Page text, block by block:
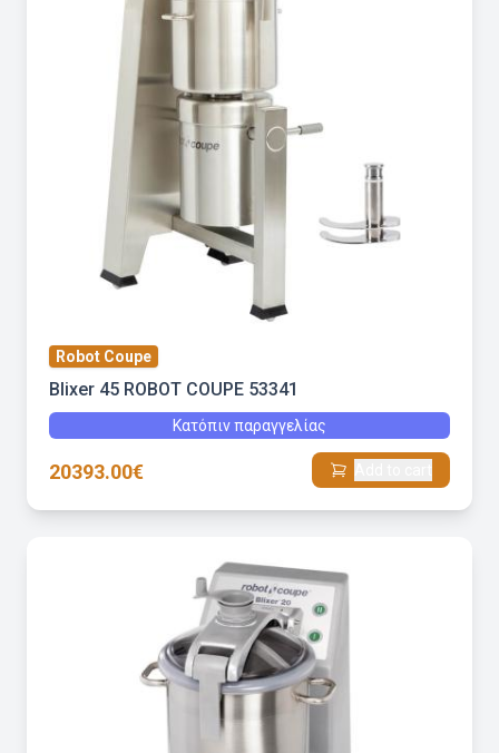
Robot Coupe
Blixer 45 ROBOT COUPE 53341
Κατόπιν παραγγελίας
20393.00€